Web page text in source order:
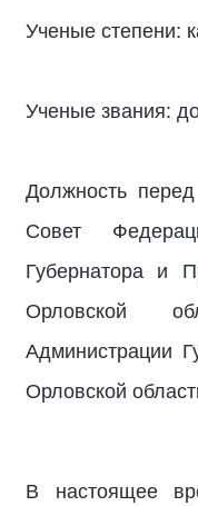
Ученые степени:
Ученые звания:
Должность
Совет
Губернатора и
Орловской
Администрации
Орловской
В настоящее